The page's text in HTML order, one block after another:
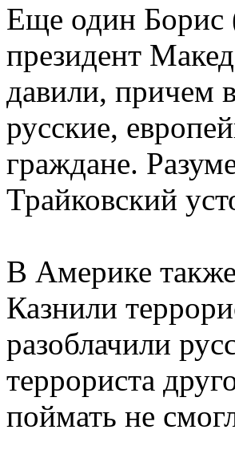
Еще один
президент
давили, причем
русские,
граждане.
Трайковский
В Америке
Казнили
разоблачили
террориста
поймать не